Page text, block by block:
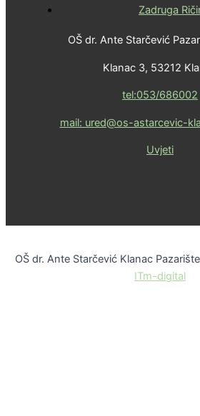
Zadruga
OŠ dr. Ante Starčević
Klanac 3, 53212
tel:053/686002
mail: ured@os-astarcevic-
Uvjeti
OŠ dr. Ante Starčević Klanac
ITm-digital